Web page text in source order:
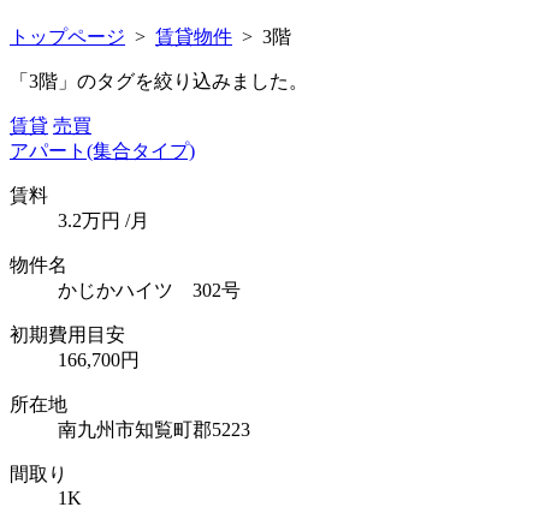
トップページ > 賃貸物件 > 3階
「3階」のタグを絞り込みました。
賃貸 売買
アパート(集合タイプ)
賃料
3.2万円 /月
物件名
かじかハイツ 302号
初期費用目安
166,700円
所在地
南九州市知覧町郡5223
間取り
1K